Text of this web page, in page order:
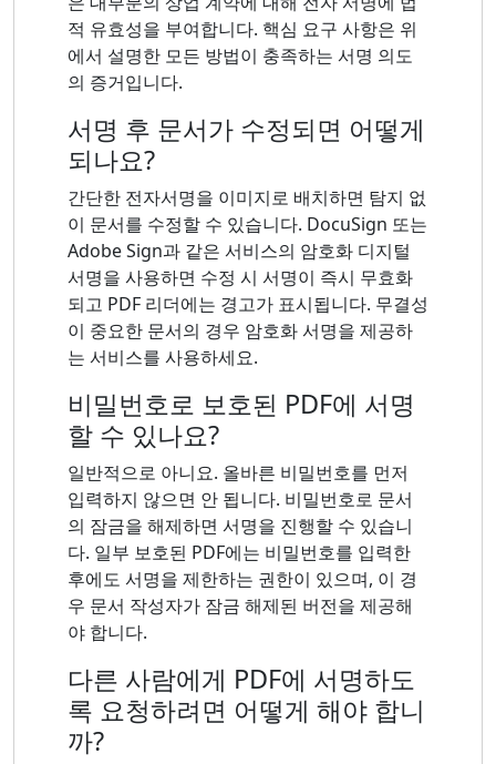
적 유효성을 부여합니다. 핵심 요구 사항은 위
에서 설명한 모든 방법이 충족하는 서명 의도
의 증거입니다.
서명 후 문서가 수정되면 어떻게
되나요?
간단한 전자서명을 이미지로 배치하면 탐지 없
이 문서를 수정할 수 있습니다. DocuSign 또는
Adobe Sign과 같은 서비스의 암호화 디지털
서명을 사용하면 수정 시 서명이 즉시 무효화
되고 PDF 리더에는 경고가 표시됩니다. 무결성
이 중요한 문서의 경우 암호화 서명을 제공하
는 서비스를 사용하세요.
비밀번호로 보호된 PDF에 서명
할 수 있나요?
일반적으로 아니요. 올바른 비밀번호를 먼저
입력하지 않으면 안 됩니다. 비밀번호로 문서
의 잠금을 해제하면 서명을 진행할 수 있습니
다. 일부 보호된 PDF에는 비밀번호를 입력한
후에도 서명을 제한하는 권한이 있으며, 이 경
우 문서 작성자가 잠금 해제된 버전을 제공해
야 합니다.
다른 사람에게 PDF에 서명하도
록 요청하려면 어떻게 해야 합니
까?